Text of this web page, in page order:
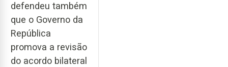
defendeu também
que o Governo da
República
promova a revisão
do acordo bilateral